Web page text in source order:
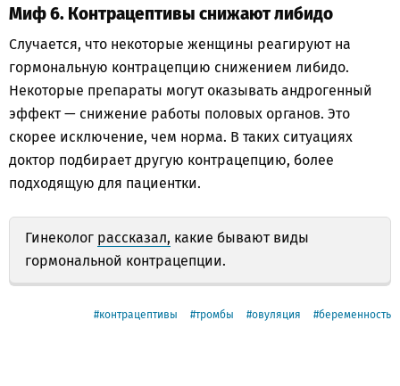
Миф 6. Контрацептивы снижают либидо
Случается, что некоторые женщины реагируют на
гормональную контрацепцию снижением либидо.
Некоторые препараты могут оказывать андрогенный
эффект — снижение работы половых органов. Это
скорее исключение, чем норма. В таких ситуациях
доктор подбирает другую контрацепцию, более
подходящую для пациентки.
Гинеколог рассказал, какие бывают виды
гормональной контрацепции.
контрацептивы тромбы овуляция беременность